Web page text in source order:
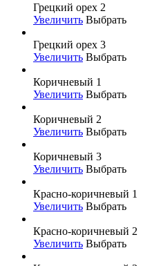
Грецкий орех 2
Увеличить Выбрать
Грецкий орех 3
Увеличить Выбрать
Коричневый 1
Увеличить Выбрать
Коричневый 2
Увеличить Выбрать
Коричневый 3
Увеличить Выбрать
Красно-коричневый 1
Увеличить Выбрать
Красно-коричневый 2
Увеличить Выбрать